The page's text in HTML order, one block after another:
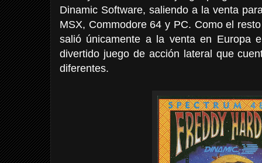
Dinamic Software, saliendo a la venta
MSX, Commodore 64 y PC. Como el
salió únicamente a la venta en Europa
divertido juego de acción lateral que
diferentes.